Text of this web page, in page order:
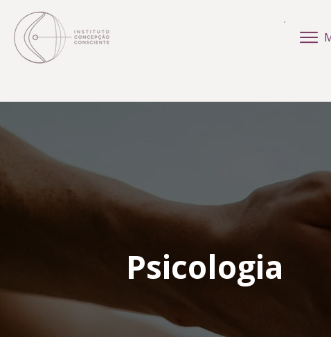
Psicologia